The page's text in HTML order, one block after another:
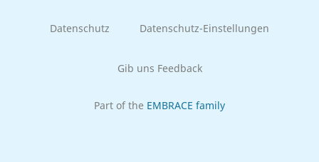
Datenschutz Datenschutz-Einstellungen
Gib uns Feedback
Part of the EMBRACE family